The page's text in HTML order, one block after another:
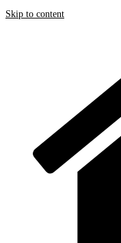
Skip to content